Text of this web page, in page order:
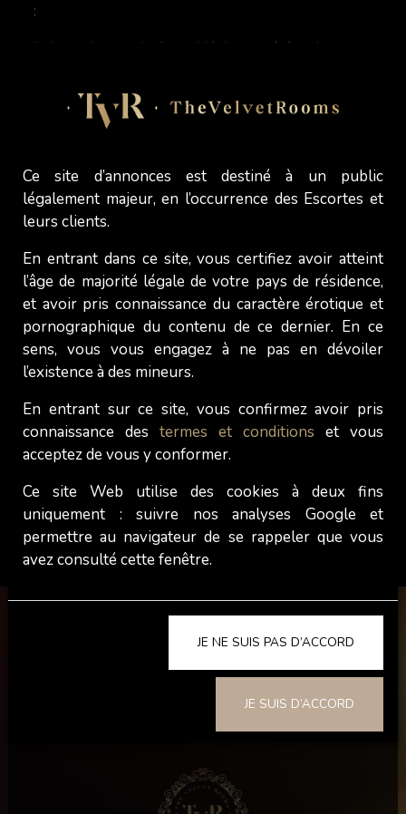
:
* Les photos (et/ou vidéo) ont été prises par
*Les photos prises par l'équipe de
TheVelvetRooms sont toujours naturelles et
présenter la Modèle tel qu'elle est réellement. Il
n'y a donc pas de "tromperie sur les faits".
Modèles seront prises en photo par nos soins
pour permettre la certification et rassurer les
Gentlemen potentiels intéressés à les
rencontrer.
Messieurs, construisons un peu de confiance les
La devise de notre Velvet Label est : "What you
see is what you get !" ;-)
Janet
Ce site d’annonces est destiné à un public
légalement majeur, en l’occurrence des Escortes et
leurs clients.
En entrant dans ce site, vous certifiez avoir atteint
l’âge de majorité légale de votre pays de résidence,
et avoir pris connaissance du caractère érotique et
pornographique du contenu de ce dernier. En ce
sens, vous vous engagez à ne pas en dévoiler
l’existence à des mineurs.
En entrant sur ce site, vous confirmez avoir pris
connaissance des termes et conditions et vous
acceptez de vous y conformer.
Ce site Web utilise des cookies à deux fins
uniquement : suivre nos analyses Google et
permettre au navigateur de se rappeler que vous
avez consulté cette fenêtre.
JE NE SUIS PAS D’ACCORD
JE SUIS D’ACCORD